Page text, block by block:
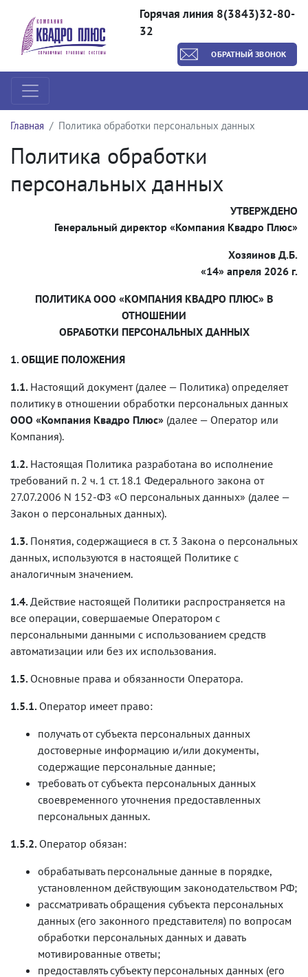
Горячая линия 8(3843)32-80-
32
ОБРАТНЫЙ ЗВОНОК
Главная Политика обработки персональных данных
Политика обработки
персональных данных
УТВЕРЖДЕНО
Генеральный директор «Компания Квадро Плюс»
Хозяинов Д.Б.
«14» апреля 2026 г.
ПОЛИТИКА ООО «КОМПАНИЯ КВАДРО ПЛЮС» В
ОТНОШЕНИИ
ОБРАБОТКИ ПЕРСОНАЛЬНЫХ ДАННЫХ
1. ОБЩИЕ ПОЛОЖЕНИЯ
1.1. Настоящий документ (далее — Политика) определяет
политику в отношении обработки персональных данных
ООО «Компания Квадро Плюс» (далее — Оператор или
Компания).
1.2. Настоящая Политика разработана во исполнение
требований п. 2 ч. 1 ст. 18.1 Федерального закона от
27.07.2006 N 152-ФЗ «О персональных данных» (далее —
Закон о персональных данных).
1.3. Понятия, содержащиеся в ст. 3 Закона о персональных
данных, используются в настоящей Политике с
аналогичным значением.
1.4.Действие настоящей Политики распространяется на
все операции, совершаемые Оператором с
персональными данными с использованием средств
автоматизации или без их использования.
1.5. Основные права и обязанности Оператора.
1.5.1. Оператор имеет право:
получать от субъекта персональных данных
достоверные информацию и/или документы,
содержащие персональные данные;
требовать от субъекта персональных данных
своевременного уточнения предоставленных
персональных данных.
1.5.2. Оператор обязан:
обрабатывать персональные данные в порядке,
установленном действующим законодательством РФ;
рассматривать обращения субъекта персональных
данных (его законного представителя) по вопросам
обработки персональных данных и давать
мотивированные ответы;
предоставлять субъекту персональных данных (его